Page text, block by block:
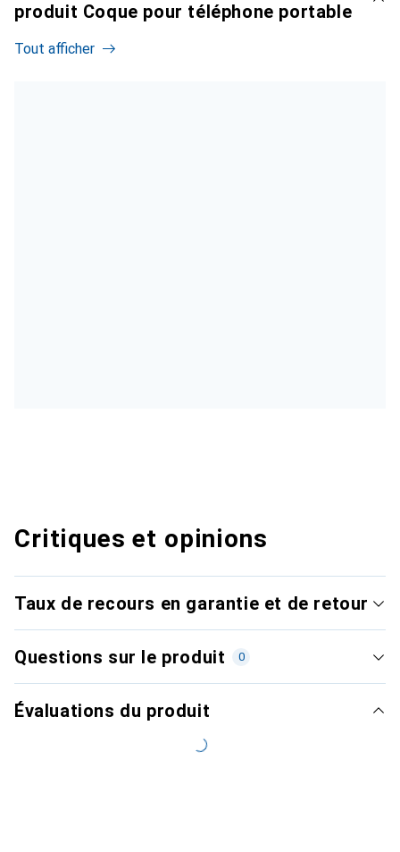
produit Coque pour téléphone portable
Tout afficher
Critiques et opinions
Taux de recours en garantie et de retour
Questions sur le produit 0
Évaluations du produit